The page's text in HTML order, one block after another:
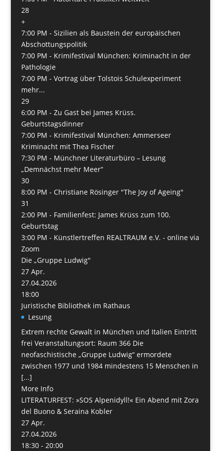
28
+
7:00 PM - Sizilien als Baustein der europäischen
Abschottungspolitik
7:00 PM - Krimifestival München: Kriminacht in der
Pathologie
7:00 PM - Vortrag über Tolstois Schulexperiment
mehr...
29
6:00 PM - Zu Gast bei James Krüss.
Geburtstagsdinner
7:00 PM - Krimifestival München: Ammerseer
Kriminacht mit Thea Fischer
7:30 PM - Münchner Literaturbüro – Lesung
„Demnächst mehr Meer“
30
8:00 PM - Christiane Rösinger "The Joy of Ageing"
31
2:00 PM - Familienfest: James Krüss zum 100.
Geburtstag
3:00 PM - Künstlertreffen REALTRAUM e.V. - online via
Zoom
Die „Gruppe Ludwig"
27 Apr.
27.04.2026
18:00
Juristische Bibliothek im Rathaus
Lesung
Extrem rechte Gewalt in München und Italien Eintritt
frei Veranstaltungsort: Raum 366 Die
neofaschistische „Gruppe Ludwig“ ermordete
zwischen 1977 und 1984 mindestens 15 Menschen in
[...]
More Info
LITERATURFEST: »SOS Alpenidyll!« Ein Abend mit Zora
del Buono & Seraina Kobler
27 Apr.
27.04.2026
18:30 - 20:00